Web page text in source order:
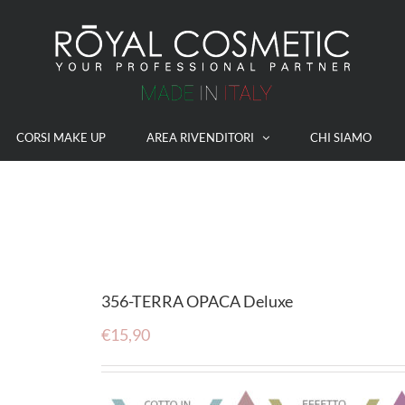
CORSI MAKE UP AREA RIVENDITORI CHI SIAMO
356-TERRA OPACA Deluxe
€15,90